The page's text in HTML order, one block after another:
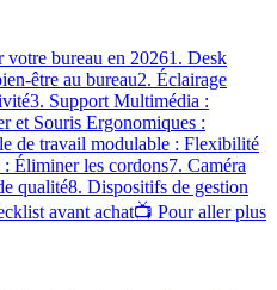
votre bureau en 20261. Desk
être au bureau2. Éclairage
3. Support Multimédia :
et Souris Ergonomiques :
de travail modulable : Flexibilité
Éliminer les cordons7. Caméra
qualité8. Dispositifs de gestion
avant achat📺 Pour aller plus